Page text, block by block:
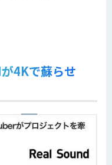
4Kで蘇らせ